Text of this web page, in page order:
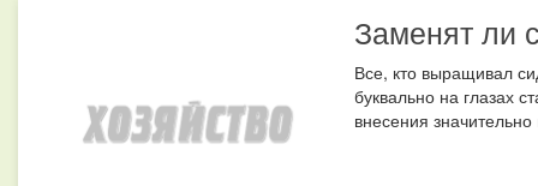
Заменят ли
Все, кто выращивал
буквально на глазах
внесения